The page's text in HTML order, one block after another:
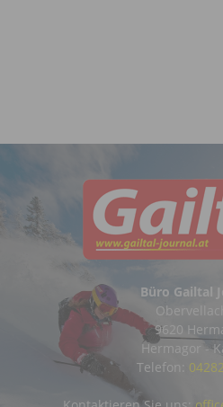
Büro Gailtal
9620
Hermagor -
Telefon: